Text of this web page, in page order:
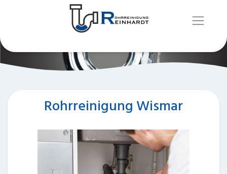
Rohrreinigung Wismar